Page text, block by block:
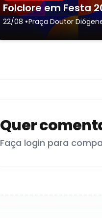
22/08 •Praça Doutor
Lima & Avenida
Costa Filho-
Quer
Faça login para